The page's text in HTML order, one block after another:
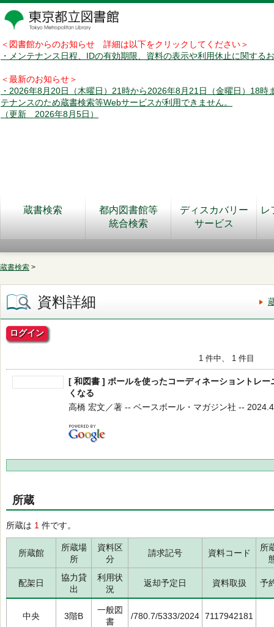
＜図書館からのお知らせ 詳細は以下をクリックしてください＞
・メンテナンス日程、IDの有効期限、資料の表示や利用休止に関する
＜最新のお知らせ＞
・2026年8月20日（木曜日）21時から2026年8月21日（金曜日）18時
テナンスのため蔵書検索等Webサービスが利用できません。
（更新 2026年8月5日）
蔵書検索
都内図書館等
統合検索
ディスカバリー
サービス
レ
蔵書検索 >
資料詳細
ログイン
1 件中、 1 件目
[ 和図書 ] ボールを使ったコーディネーショントレー
くなる
高橋 宏文／著 -- ベースボール・マガジン社 --
所蔵
所蔵は 1 件です。
所蔵館
所蔵場
所
資料区
分
請求記号 資料コード
所
配架日
協力貸
出
利用状
況
返却予定日 資料取扱 予
中央 3階B
一般図
書
/780.7/5333/2024 7117942181